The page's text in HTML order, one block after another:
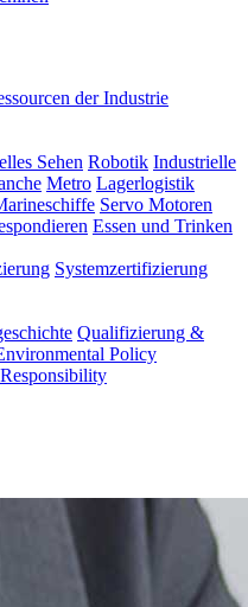
der Industrie
Sehen Robotik Industrielle
Metro Lagerlogistik
Servo Motoren
Essen und Trinken
Systemzertifizierung
Qualifizierung &
Policy